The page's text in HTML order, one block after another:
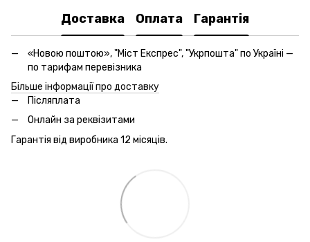
Доставка Оплата Гарантія
«Новою поштою», "Міст Експрес", "Укрпошта" по Україні —
по тарифам перевізника
Більше інформації про доставку
Післяплата
Онлайн за реквізитами
Гарантія від виробника 12 місяців.